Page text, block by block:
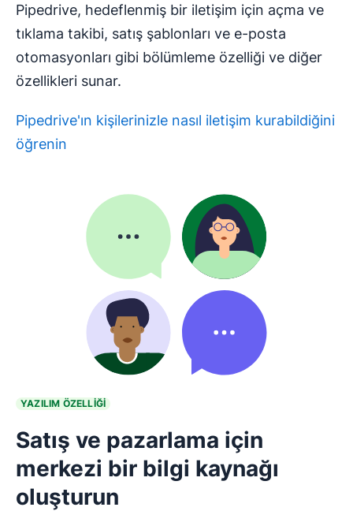
Pipedrive, hedeflenmiş bir iletişim için açma ve
tıklama takibi, satış şablonları ve e-posta
otomasyonları gibi bölümleme özelliği ve diğer
özellikleri sunar.
Pipedrive'ın kişilerinizle nasıl iletişim kurabildiğini
öğrenin
YAZILIM ÖZELLİĞİ
Satış ve pazarlama için
merkezi bir bilgi kaynağı
oluşturun